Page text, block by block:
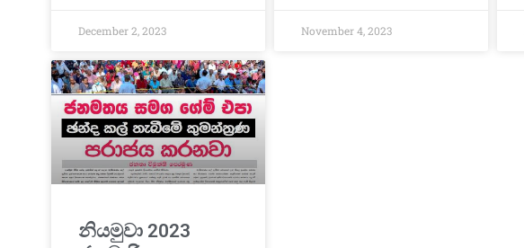
December 2, 2023 November 4, 2023
නියමුවා 2023